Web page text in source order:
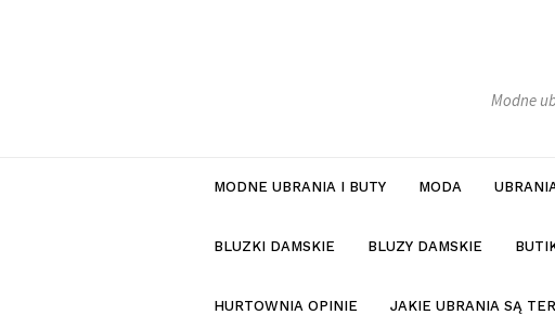
Modne
MODNE UBRANIA I BUTY MODA
BLUZKI DAMSKIE BLUZY DAMSKIE
HURTOWNIA OPINIE JAKIE UBRANIA SĄ